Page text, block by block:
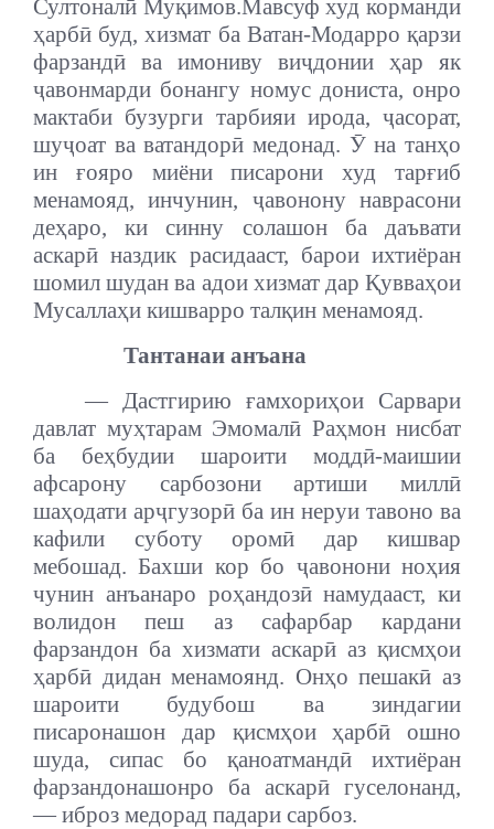
Султоналӣ Муқимов.Мавсуф худ корманди
ҳарбӣ буд, хизмат ба Ватан-Модарро қарзи
фарзандӣ ва имониву виҷдонии ҳар як
ҷавонмарди бонангу номус дониста, онро
мактаби бузурги тарбияи ирода, ҷасорат,
шуҷоат ва ватандорӣ медонад. Ӯ на танҳо
ин ғояро миёни писарони худ тарғиб
менамояд, инчунин, ҷавонону наврасони
деҳаро, ки синну солашон ба даъвати
аскарӣ наздик расидааст, барои ихтиёран
шомил шудан ва адои хизмат дар Қувваҳои
Мусаллаҳи кишварро талқин менамояд.
Тантанаи анъана
— Дастгирию ғамхориҳои Сарвари
давлат муҳтарам Эмомалӣ Раҳмон нисбат
ба беҳбудии шароити моддӣ-маишии
афсарону сарбозони артиши миллӣ
шаҳодати арҷгузорӣ ба ин неруи тавоно ва
кафили суботу оромӣ дар кишвар
мебошад. Бахши кор бо ҷавонони ноҳия
чунин анъанаро роҳандозӣ намудааст, ки
волидон пеш аз сафарбар кардани
фарзандон ба хизмати аскарӣ аз қисмҳои
ҳарбӣ дидан менамоянд. Онҳо пешакӣ аз
шароити будубош ва зиндагии
писаронашон дар қисмҳои ҳарбӣ ошно
шуда, сипас бо қаноатмандӣ ихтиёран
фарзандонашонро ба аскарӣ гуселонанд,
— иброз медорад падари сарбоз.